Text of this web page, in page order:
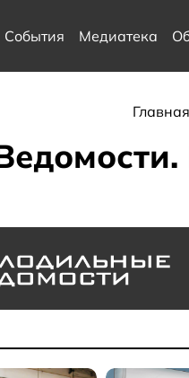
События Медиатека
Главная